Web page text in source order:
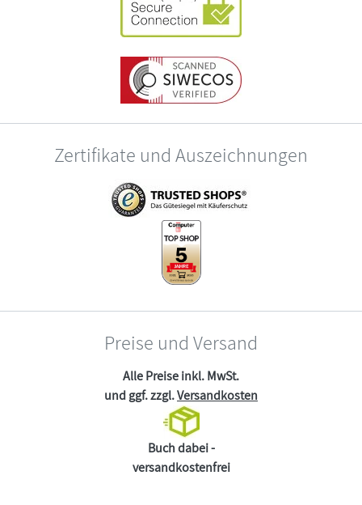
Zertifikate und Auszeichnungen
Preise und Versand
Alle Preise inkl. MwSt.
und ggf. zzgl.Versandkosten
Buch dabei -
versandkostenfrei